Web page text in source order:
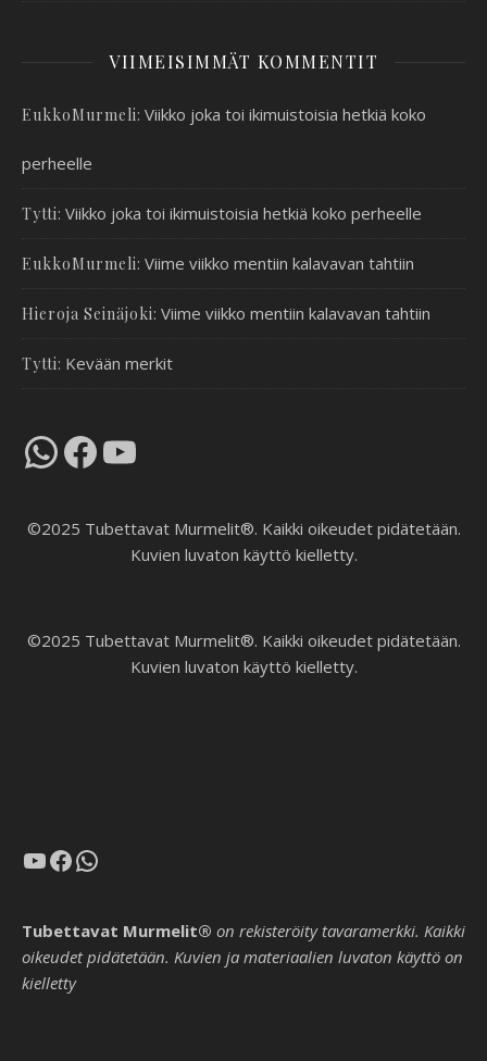
VIIMEISIMMÄT KOMMENTIT
EukkoMurmeli: Viikko joka toi ikimuistoisia hetkiä koko
perheelle
Tytti: Viikko joka toi ikimuistoisia hetkiä koko perheelle
EukkoMurmeli: Viime viikko mentiin kalavavan tahtiin
Hieroja Seinäjoki: Viime viikko mentiin kalavavan tahtiin
Tytti: Kevään merkit
WhatsAppFacebook
YouTube
©2025 Tubettavat Murmelit®. Kaikki oikeudet pidätetään.
Kuvien luvaton käyttö kielletty.
©2025 Tubettavat Murmelit®. Kaikki oikeudet pidätetään.
Kuvien luvaton käyttö kielletty.
YouTube
Facebook
WhatsApp
Tubettavat Murmelit® on rekisteröity tavaramerkki. Kaikki
oikeudet pidätetään. Kuvien ja materiaalien luvaton käyttö on
kielletty